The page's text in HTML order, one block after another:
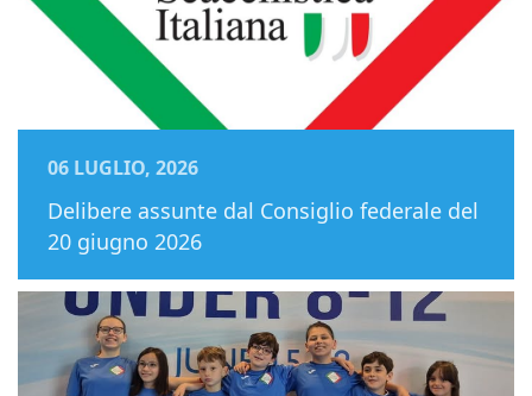
06 LUGLIO, 2026
Delibere assunte dal Consiglio federale del
20 giugno 2026